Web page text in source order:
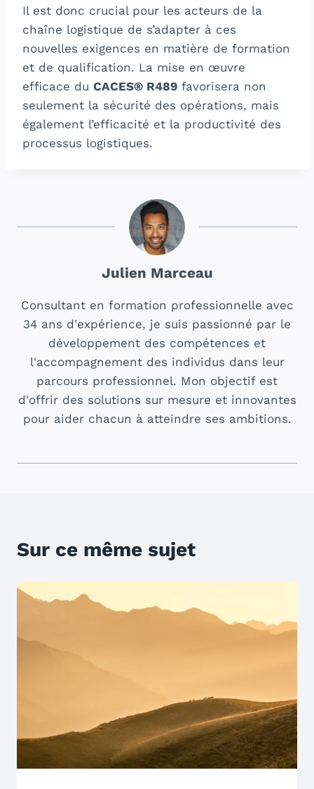
Il est donc crucial pour les acteurs de la
chaîne logistique de s’adapter à ces
nouvelles exigences en matière de formation
et de qualification. La mise en œuvre
efficace du CACES® R489 favorisera non
seulement la sécurité des opérations, mais
également l’efficacité et la productivité des
processus logistiques.
Julien Marceau
Consultant en formation professionnelle avec
34 ans d'expérience, je suis passionné par le
développement des compétences et
l'accompagnement des individus dans leur
parcours professionnel. Mon objectif est
d'offrir des solutions sur mesure et innovantes
pour aider chacun à atteindre ses ambitions.
Sur ce même sujet